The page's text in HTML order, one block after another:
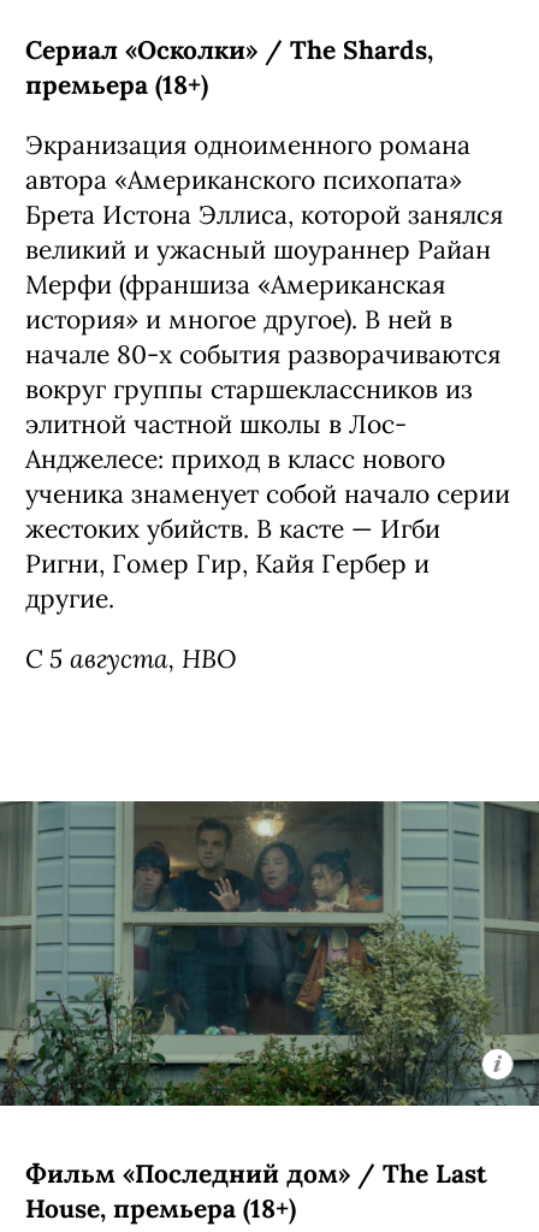
Сериал «Осколки» / The Shards,
премьера (18+)
Экранизация одноименного романа
автора «Американского психопата»
Брета Истона Эллиса, которой занялся
великий и ужасный шоураннер Райан
Мерфи (франшиза «Американская
история» и многое другое). В ней в
начале 80-х события разворачиваются
вокруг группы старшеклассников из
элитной частной школы в Лос-
Анджелесе: приход в класс нового
ученика знаменует собой начало серии
жестоких убийств. В касте — Игби
Ригни, Гомер Гир, Кайя Гербер и
другие.
С 5 августа, HBO